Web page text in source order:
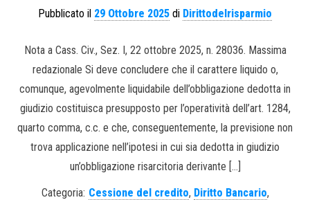
Pubblicato il 29 Ottobre 2025 di Dirittodelrisparmio
Nota a Cass. Civ., Sez. I, 22 ottobre 2025, n. 28036. Massima
redazionale Si deve concludere che il carattere liquido o,
comunque, agevolmente liquidabile dell’obbligazione dedotta in
giudizio costituisca presupposto per l’operatività dell’art. 1284,
quarto comma, c.c. e che, conseguentemente, la previsione non
trova applicazione nell’ipotesi in cui sia dedotta in giudizio
un’obbligazione risarcitoria derivante […]
Categoria: Cessione del credito, Diritto Bancario,